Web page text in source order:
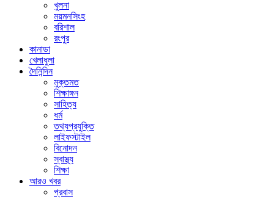
খুলনা
ময়মনসিংহ
বরিশাল
রংপুর
কানাডা
খেলাধুলা
দৈনিন্দিন
মুক্তমত
শিক্ষাঙ্গন
সাহিত্য
ধর্ম
তথ্যপ্রযুক্তি
লাইফস্টাইল
বিনোদন
স্বাস্থ্য
শিক্ষা
আরও খবর
প্রবাস